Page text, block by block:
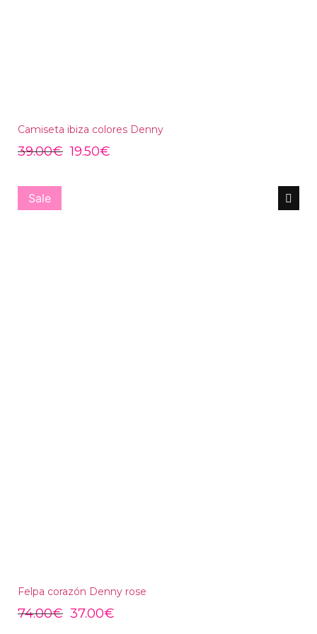
Camiseta ibiza colores Denny
39.00€ 19.50€
Sale
Felpa corazón Denny rose
74.00€ 37.00€